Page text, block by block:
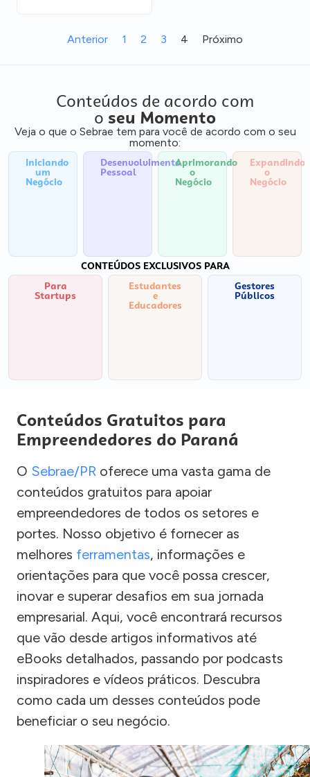
Anterior 1 2 3 4 Próximo
Conteúdos de acordo com
o seu Momento
Veja o que o Sebrae tem para você de acordo com o seu
momento:
Iniciando
um
Negócio
Desenvolvimento
Pessoal
Aprimorando
o
Negócio
Expandindo
o
Negócio
CONTEÚDOS EXCLUSIVOS PARA
Para
Startups
Estudantes
e
Educadores
Gestores
Públicos
Conteúdos Gratuitos para
Empreendedores do Paraná
O Sebrae/PR oferece uma vasta gama de
conteúdos gratuitos para apoiar
empreendedores de todos os setores e
portes. Nosso objetivo é fornecer as
melhores ferramentas, informações e
orientações para que você possa crescer,
inovar e superar desafios em sua jornada
empresarial. Aqui, você encontrará recursos
que vão desde artigos informativos até
eBooks detalhados, passando por podcasts
inspiradores e vídeos práticos. Descubra
como cada um desses conteúdos pode
beneficiar o seu negócio.